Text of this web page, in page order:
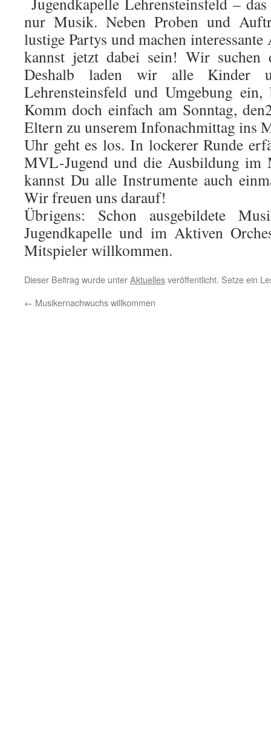
nur Musik. Neben Proben und
lustige Partys und machen
kannst jetzt dabei sein! Wir suchen
Deshalb laden wir alle Kinder
Lehrensteinsfeld und Umgebung
Komm doch einfach am Sonntag, den
Eltern zu unserem Infonachmittag ins
Uhr geht es los. In lockerer Runde
MVL-Jugend und die Ausbildung im
kannst Du alle Instrumente auch
Wir freuen uns darauf!
Übrigens: Schon ausgebildete
Jugendkapelle und im Aktiven
Mitspieler willkommen.
Dieser Beitrag wurde unterAktuellesveröffentlicht. Setze ein
← Musikernachwuchs willkommen